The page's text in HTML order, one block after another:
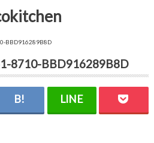
BBD916289B8D
8710-BBD916289B8D